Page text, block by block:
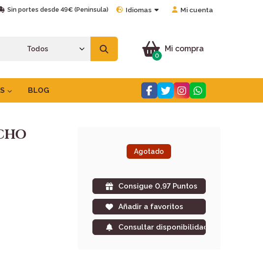
Sin portes desde 49€ (Peninsula) Idiomas Mi cuenta
Mi compra
0
BLOG
Agotado
Consigue 0,97 Puntos
Añadir a favoritos
Consultar disponibilidad